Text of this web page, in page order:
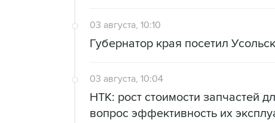
03 августа, 10:10
Губернатор края посетил
03 августа, 10:04
НТК: рост стоимости запчастей
вопрос эффективность их